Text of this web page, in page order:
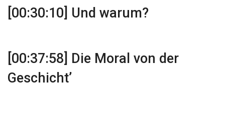
[00:30:10] Und warum?
[00:37:58] Die Moral von der
Geschicht’